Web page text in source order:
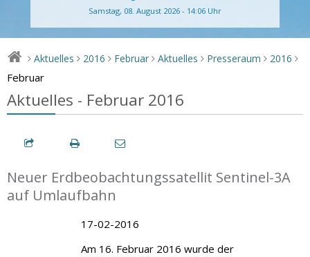
Samstag, 08. August 2026 - 14:06 Uhr
> Aktuelles > 2016 > Februar > Aktuelles > Presseraum > 2016 >
Februar
Aktuelles - Februar 2016
Neuer Erdbeobachtungssatellit Sentinel-3A
auf Umlaufbahn
17-02-2016
Am 16. Februar 2016 wurde der